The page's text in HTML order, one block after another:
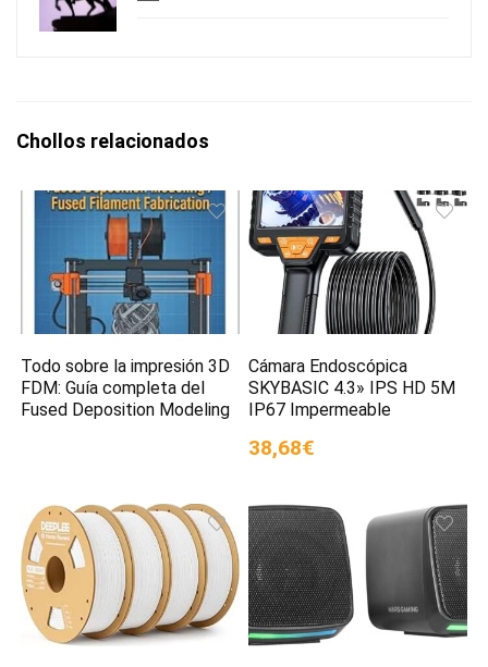
Chollos relacionados
Todo sobre la impresión 3D
FDM: Guía completa del
Fused Deposition Modeling
Cámara Endoscópica
SKYBASIC 4.3» IPS HD 5M
IP67 Impermeable
38,68€